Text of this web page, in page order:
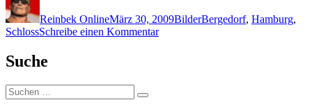
Reinbek OnlineMärz 30, 2009BilderBergedorf, Hamburg,
SchlossSchreibe einen Kommentarzu
Suche
Suchen
nach:
Suchen